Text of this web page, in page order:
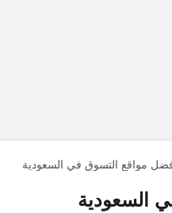
مواقع التسوق في السعودية
السعودية